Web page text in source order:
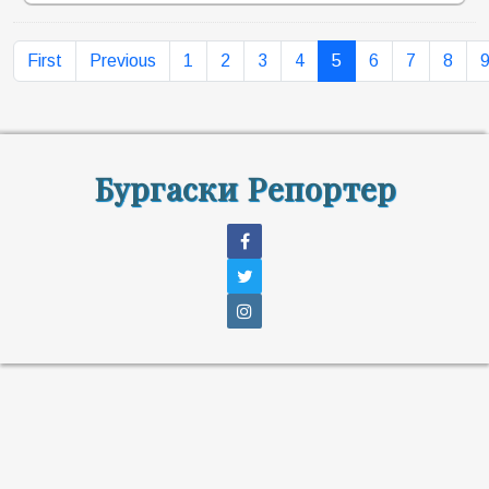
First Previous 1 2 3 4 5 6 7 8 9
Бургаски Репортер